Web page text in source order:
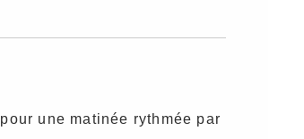
pour une matinée rythmée par